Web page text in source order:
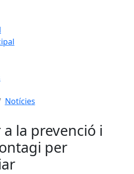
Notícies
la prevenció i
per